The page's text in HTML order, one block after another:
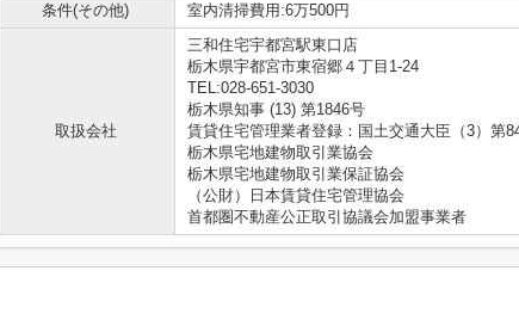
条件(その他)
室内清掃費用:6万500円
取扱会社
三和住宅宇都宮駅東口店
栃木県宇都宮市東宿郷４丁目1-24
TEL:028-651-3030
栃木県知事 (13) 第1846号
賃貸住宅管理業者登録：国土交通大臣（3）第
栃木県宅地建物取引業協会
栃木県宅地建物取引業保証協会
（公財）日本賃貸住宅管理協会
首都圏不動産公正取引協議会加盟事業者